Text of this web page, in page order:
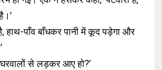
है, हाथ-पाँव बाँधकर पानी में कूद पड़ेगा और
घरवालों से लड़कर आए हो?’